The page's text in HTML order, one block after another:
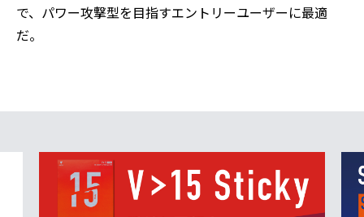
で、パワー攻撃型を目指すエントリーユーザーに最適
だ。